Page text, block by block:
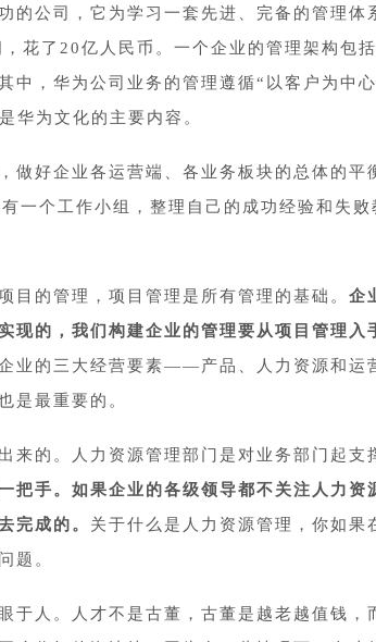
的公司，它为学习一套先进、完备的管理体
花了20亿人民币。一个企业的管理架构包
中，华为公司业务的管理遵循“以客户为中
华为文化的主要内容。
做好企业各运营端、各业务板块的总体的平
一个工作小组，整理自己的成功经验和失
目的管理，项目管理是所有管理的基础。 企
现的，我们构建企业的管理要从项目管理入
业的三大经营要素——产品、人力资源和运
是最重要的。
来的。人力资源管理部门是对业务部门起支
把手。如果企业的各级领导都不关注人力资
完成的。 关于什么是人力资源管理，你如果
题。
于人。人才不是古董，古董是越老越值钱，